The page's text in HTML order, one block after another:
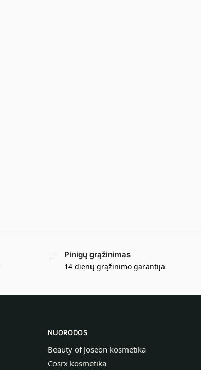
Pinigų grąžinimas
14 dienų grąžinimo garantija
NUORODOS
Beauty of Joseon kosmetika
Cosrx kosmetika